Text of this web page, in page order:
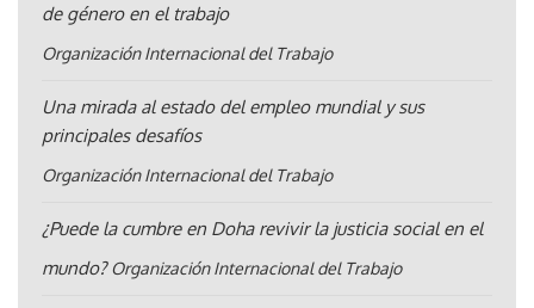
de género en el trabajo
Organización Internacional del Trabajo
Una mirada al estado del empleo mundial y sus
principales desafíos
Organización Internacional del Trabajo
¿Puede la cumbre en Doha revivir la justicia social en el
mundo? Organización Internacional del Trabajo